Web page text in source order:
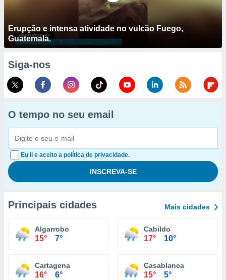
Erupção e intensa atividade no vulcão Fuego,
Guatemala.
Siga-nos
O tempo no seu email
Eu li e aceito a política de privacidade.
Principais cidades Mais cidades
Algarrobo
15° 7°
Cabildo
17° 10°
Cartagena
16° 6°
Casablanca
15° 5°